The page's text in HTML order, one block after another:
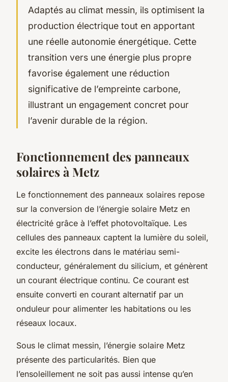
Adaptés au climat messin, ils optimisent la
production électrique tout en apportant
une réelle autonomie énergétique. Cette
transition vers une énergie plus propre
favorise également une réduction
significative de l’empreinte carbone,
illustrant un engagement concret pour
l’avenir durable de la région.
Fonctionnement des panneaux
solaires à Metz
Le fonctionnement des panneaux solaires repose
sur la conversion de l’énergie solaire Metz en
électricité grâce à l’effet photovoltaïque. Les
cellules des panneaux captent la lumière du soleil,
excite les électrons dans le matériau semi-
conducteur, généralement du silicium, et génèrent
un courant électrique continu. Ce courant est
ensuite converti en courant alternatif par un
onduleur pour alimenter les habitations ou les
réseaux locaux.
Sous le climat messin, l’énergie solaire Metz
présente des particularités. Bien que
l’ensoleillement ne soit pas aussi intense qu’en